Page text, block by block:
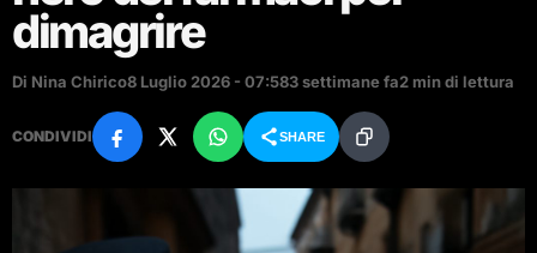
dimagrire
Di Nina Chirico8 Luglio 2026 - 07:583 settimane fa2 min di lettura
CONDIVIDI SHARE